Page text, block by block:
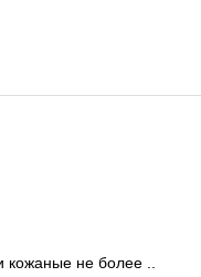
кожаные не более ..